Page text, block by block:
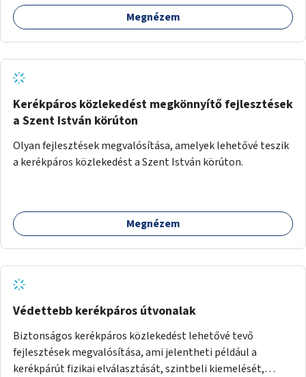
Megnézem
Kerékpáros közlekedést megkönnyítő fejlesztések
a Szent István körúton
Olyan fejlesztések megvalósítása, amelyek lehetővé teszik
a kerékpáros közlekedést a Szent István körúton.
Megnézem
Védettebb kerékpáros útvonalak
Biztonságos kerékpáros közlekedést lehetővé tevő
fejlesztések megvalósítása, ami jelentheti például a
kerékpárút fizikai elválasztását, szintbeli kiemelését,